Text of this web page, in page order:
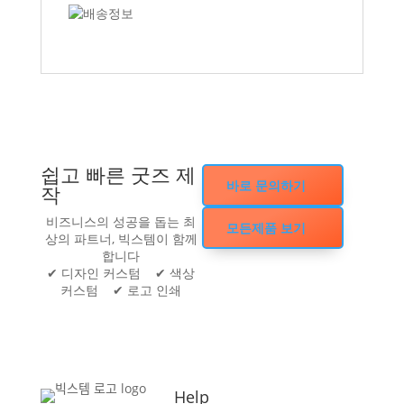
쉽고 빠른 굿즈 제
작
비즈니스의 성공을 돕는 최
상의 파트너, 빅스템이 함께
합니다
✔ 디자인 커스텀 ✔ 색상
커스텀 ✔ 로고 인쇄
바로 문의하기
모든제품 보기
Help